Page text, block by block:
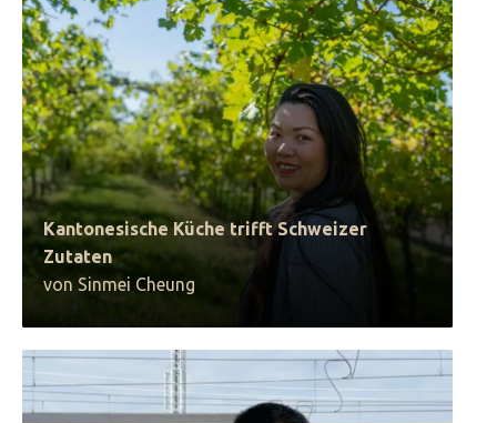
Kantonesische Küche trifft Schweizer
Zutaten
von Sinmei Cheung